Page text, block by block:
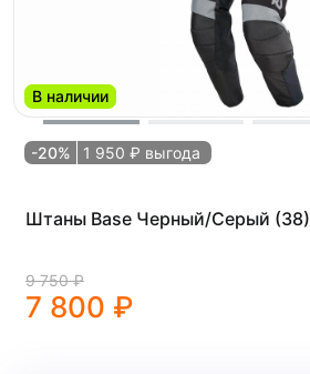
В наличии
-20% 1 950 ₽ выгода
Штаны Base Черный/Серый (38)
9 750 ₽
7 800 ₽